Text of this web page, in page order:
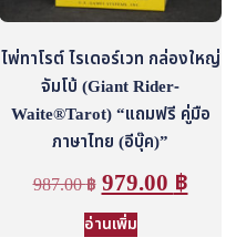
ไพ่ทาโรต์ ไรเดอร์เวท กล่องใหญ่
จัมโบ้ (Giant Rider-
Waite®Tarot) “แถมฟรี คู่มือ
ภาษาไทย (อีบุ๊ค)”
987.00฿ 979.00 ฿
อ่านเพิ่ม